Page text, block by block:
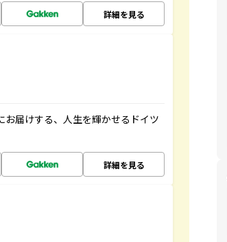
詳細を見る
届けする、人生を輝かせるドイツ
詳細を見る